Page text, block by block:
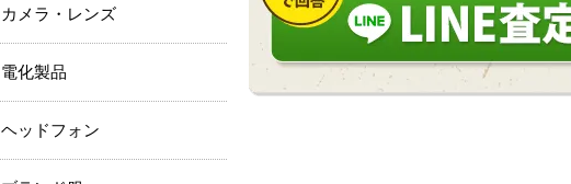
カメラ・レンズ
電化製品
ヘッドフォン